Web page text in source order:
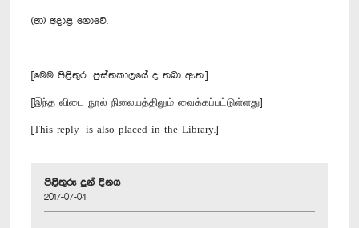
(ආ) අදාළ නොවේ.
[මෙම පිළිතුර පුස්තකාලයේ ද තබා ඇත.]
[இந்த விடை நூல் நிலையத்திலும் வைக்கப்பட்டுள்ளது]
[This reply is also placed in the Library.]
පිළිතුරු දුන් දිනය
2017-07-04